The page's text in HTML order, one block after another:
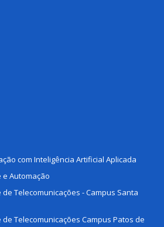
com Inteligência Artificial Aplicada
Automação
Telecomunicações - Campus Santa
Telecomunicações Campus Patos de